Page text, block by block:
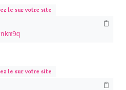
le sur votre site
le sur votre site